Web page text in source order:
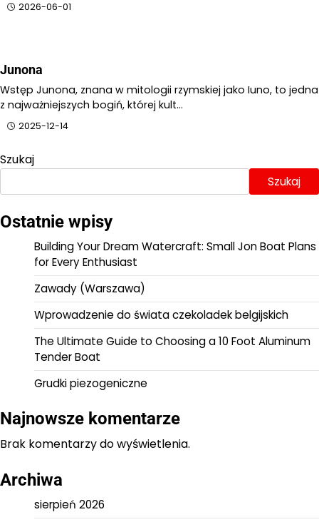
2026-06-01
Junona
Wstęp Junona, znana w mitologii rzymskiej jako Iuno, to jedna
z najważniejszych bogiń, której kult…
2025-12-14
Szukaj
Szukaj
Ostatnie wpisy
Building Your Dream Watercraft: Small Jon Boat Plans
for Every Enthusiast
Zawady (Warszawa)
Wprowadzenie do świata czekoladek belgijskich
The Ultimate Guide to Choosing a 10 Foot Aluminum
Tender Boat
Grudki piezogeniczne
Najnowsze komentarze
Brak komentarzy do wyświetlenia.
Archiwa
sierpień 2026